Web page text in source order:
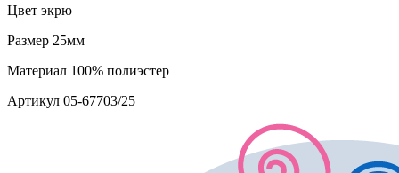
Цвет экрю
Размер 25мм
Материал 100% полиэстер
Артикул 05-67703/25